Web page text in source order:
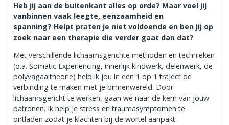
Heb jij aan de buitenkant alles op orde? Maar voel jij
vanbinnen vaak leegte, eenzaamheid en
spanning? Helpt praten je niet voldoende en ben jij op
zoek naar een therapie die verder gaat dan dat?
Met verschillende lichaamsgerichte methoden en technieken
(o.a. Somatic Experiencing, innerlijk kindwerk, delenwerk, de
polyvagaaltheorie) help ik jou in een 1 op 1 traject de
verbinding te maken met je binnenwereld. Door
lichaamsgericht te werken, gaan we naar de kern van jouw
patronen. Ik help je stress en traumasymptomen te
ontladen zodat je klachten bij de wortel aanpakt.